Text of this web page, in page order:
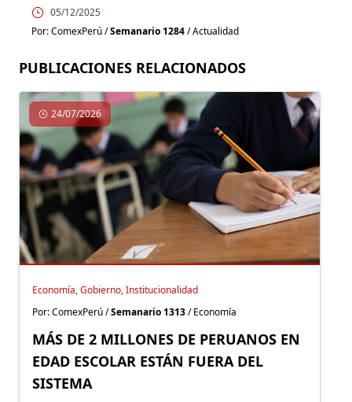
05/12/2025
Por: ComexPerú /Semanario 1284/ Actualidad
PUBLICACIONES RELACIONADOS
24/07/2026
Economía, Gobierno, Institucionalidad
Por: ComexPerú /Semanario 1313/ Economía
MÁS DE 2 MILLONES DE PERUANOS EN
EDAD ESCOLAR ESTÁN FUERA DEL
SISTEMA